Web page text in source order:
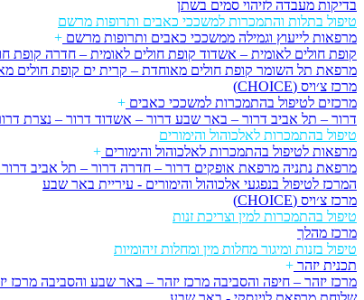
בדיקות מעבדה לזיהוי סמים בשתן
טיפול בתלות והתמכרות למשככי כאבים ותרופות מרשם
מרפאות לייעוץ וגמילה ממשככי כאבים ותרופות מרשם +
קופת חולים לאומית – אשדוד קופת חולים לאומית – חדרה קופת
מרפאת תל השומר קופת חולים מאוחדת – קרית ים קופת חולים
מרכז צ׳ויס (CHOICE)
מרכזים לטיפול בהתמכרות למשככי כאבים +
דרור – תל אביב דרור – באר שבע דרור – אשדוד דרור – נצרת
טיפול בהתמכרות לאלכוהול והימורים
מרפאות לטיפול בהתמכרות לאלכוהול והימורים +
מרפאת נתניה מרפאת אופקים דרור – חדרה דרור – תל אביב
המרכז לטיפול בנפגעי אלכוהול והימורים - עיריית באר שבע
מרכז צ׳ויס (CHOICE)
טיפול בהתמכרות למין וצריכת זנות
מרכז מהלך
טיפול בזנות ומיגור מחלות מין ומחלות זיהומיות
תכנית יזהר +
מרכז יזהר – חיפה והסביבה מרכז יזהר – באר שבע והסביבה מרכז